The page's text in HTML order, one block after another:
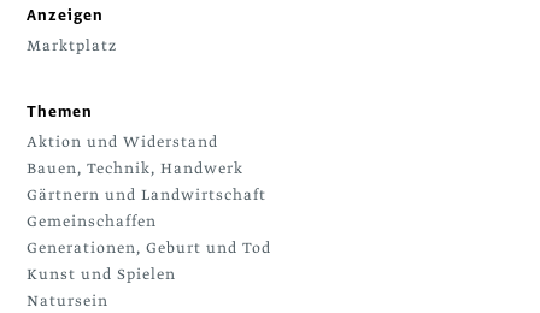
Anzeigen
Marktplatz
Themen
Aktion und Widerstand
Bauen, Technik, Handwerk
Gärtnern und Landwirtschaft
Gemeinschaffen
Generationen, Geburt und Tod
Kunst und Spielen
Natursein